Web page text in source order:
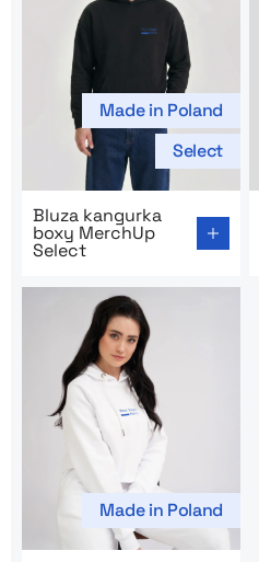
Made in Poland
Select
Bluza kangurka
boxy MerchUp
Select
Made in Poland